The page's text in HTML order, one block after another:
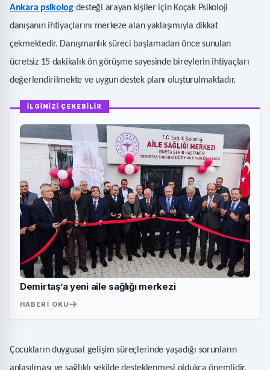
Ankara psikologdesteği arayan kişiler için Koçak Psikoloji
danışanın ihtiyaçlarını merkeze alan yaklaşımıyla dikkat
çekmektedir. Danışmanlık süreci başlamadan önce sunulan
ücretsiz 15 dakikalık ön görüşme sayesinde bireylerin ihtiyaçları
değerlendirilmekte ve uygun destek planı oluşturulmaktadır.
İLGİNİZİ ÇEKEBİLİR
Demirtaş’a yeni aile sağlığı merkezi
HABERI OKU
Çocukların duygusal gelişim süreçlerinde yaşadığı sorunların